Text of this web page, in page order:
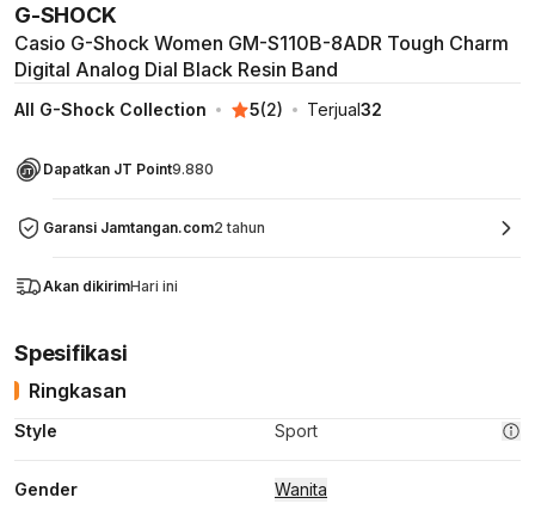
G-SHOCK
Casio G-Shock Women GM-S110B-8ADR Tough Charm
Digital Analog Dial Black Resin Band
All G-Shock Collection 5(2) Terjual32
Dapatkan JT Point9.880
Garansi Jamtangan.com2 tahun
Akan dikirimHari ini
Spesifikasi
Ringkasan
Style Sport
Gender Wanita